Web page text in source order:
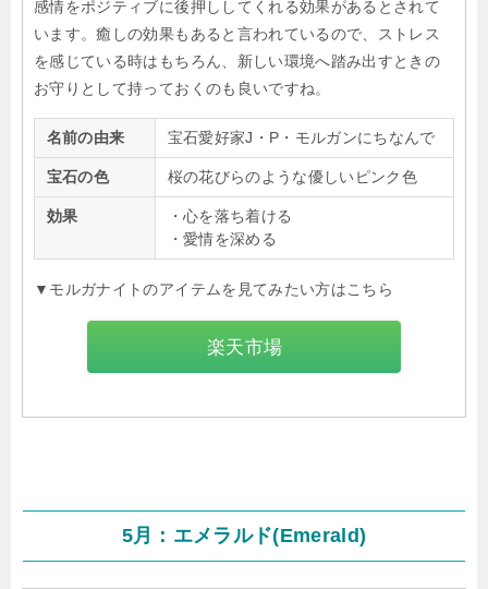
感情をポジティブに後押ししてくれる効果があるとされて
います。癒しの効果もあると言われているので、ストレス
を感じている時はもちろん、新しい環境へ踏み出すときの
お守りとして持っておくのも良いですね。
名前の由来 宝石愛好家J・P・モルガンにちなんで
宝石の色 桜の花びらのような優しいピンク色
効果
・心を落ち着ける
・愛情を深める
▼モルガナイトのアイテムを見てみたい方はこちら
楽天市場
5月：エメラルド(Emerald)